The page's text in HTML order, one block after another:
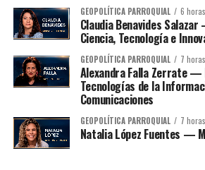
GEOPOLÍTICA PARROQUIAL 6
Claudia Benavides
Ciencia, Tecnología e
GEOPOLÍTICA PARROQUIAL 7
Alexandra Falla Zerrate
Tecnologías de la
Comunicaciones
GEOPOLÍTICA PARROQUIAL 7
Natalia López Fuentes —